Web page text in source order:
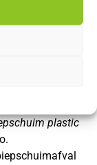
kunststoffen)
plastic